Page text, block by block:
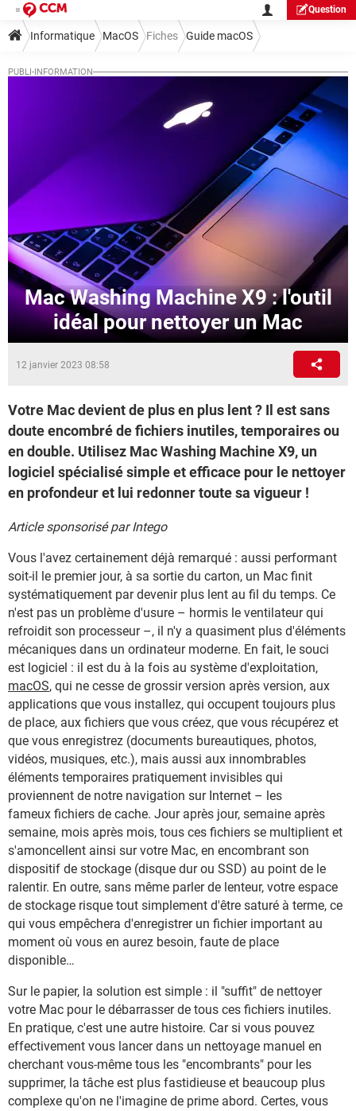
Question
Informatique MacOS Fiches Guide macOS
Mac Washing Machine X9 : l'outil
idéal pour nettoyer un Mac
12 janvier 2023 08:58
Votre Mac devient de plus en plus lent ? Il est sans
doute encombré de fichiers inutiles, temporaires ou
en double. Utilisez Mac Washing Machine X9, un
logiciel spécialisé simple et efficace pour le nettoyer
en profondeur et lui redonner toute sa vigueur !
Article sponsorisé par Intego
Vous l'avez certainement déjà remarqué : aussi performant
soit-il le premier jour, à sa sortie du carton, un Mac finit
systématiquement par devenir plus lent au fil du temps. Ce
n'est pas un problème d'usure – hormis le ventilateur qui
refroidit son processeur –, il n'y a quasiment plus d'éléments
mécaniques dans un ordinateur moderne. En fait, le souci
est logiciel : il est du à la fois au système d'exploitation,
macOS, qui ne cesse de grossir version après version, aux
applications que vous installez, qui occupent toujours plus
de place, aux fichiers que vous créez, que vous récupérez et
que vous enregistrez (documents bureautiques, photos,
vidéos, musiques, etc.), mais aussi aux innombrables
éléments temporaires pratiquement invisibles qui
proviennent de notre navigation sur Internet – les
fameux fichiers de cache. Jour après jour, semaine après
semaine, mois après mois, tous ces fichiers se multiplient et
s'amoncellent ainsi sur votre Mac, en encombrant son
dispositif de stockage (disque dur ou SSD) au point de le
ralentir. En outre, sans même parler de lenteur, votre espace
de stockage risque tout simplement d'être saturé à terme, ce
qui vous empêchera d'enregistrer un fichier important au
moment où vous en aurez besoin, faute de place
disponible…
Sur le papier, la solution est simple : il "suffit" de nettoyer
votre Mac pour le débarrasser de tous ces fichiers inutiles.
En pratique, c'est une autre histoire. Car si vous pouvez
effectivement vous lancer dans un nettoyage manuel en
cherchant vous-même tous les "encombrants" pour les
supprimer, la tâche est plus fastidieuse et beaucoup plus
complexe qu'on ne l'imagine de prime abord. Certes, vous